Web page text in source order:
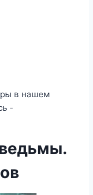
в нашем
-